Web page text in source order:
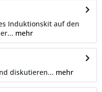
Induktionskit auf den
mehr
diskutieren... mehr